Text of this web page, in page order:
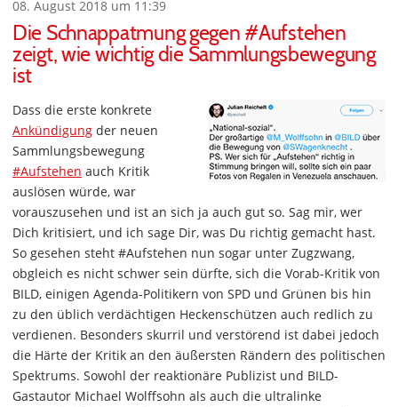
08. August 2018 um 11:39
Die Schnappatmung gegen #Aufstehen
zeigt, wie wichtig die Sammlungsbewegung
ist
Dass die erste konkrete
Ankündigung der neuen
Sammlungsbewegung
#Aufstehen auch Kritik
auslösen würde, war
vorauszusehen und ist an sich ja auch gut so. Sag mir, wer
Dich kritisiert, und ich sage Dir, was Du richtig gemacht hast.
So gesehen steht #Aufstehen nun sogar unter Zugzwang,
obgleich es nicht schwer sein dürfte, sich die Vorab-Kritik von
BILD, einigen Agenda-Politikern von SPD und Grünen bis hin
zu den üblich verdächtigen Heckenschützen auch redlich zu
verdienen. Besonders skurril und verstörend ist dabei jedoch
die Härte der Kritik an den äußersten Rändern des politischen
Spektrums. Sowohl der reaktionäre Publizist und BILD-
Gastautor Michael Wolffsohn als auch die ultralinke